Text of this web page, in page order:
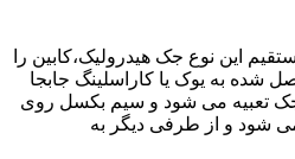
این نوع جک هیدرولیک،کابین را
شده به یوک یا کاراسلینگ جابجا
تعبیه می شود و سیم بکسل روی
شود و از طرفی دیگر به